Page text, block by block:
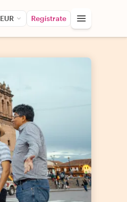
EUR Regístrate